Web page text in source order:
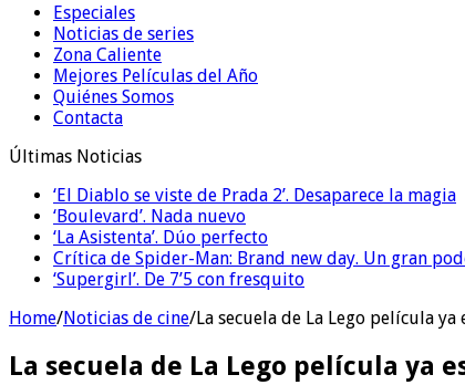
Especiales
Noticias de series
Zona Caliente
Mejores Películas del Año
Quiénes Somos
Contacta
Últimas Noticias
‘El Diablo se viste de Prada 2’. Desaparece la magia
‘Boulevard’. Nada nuevo
‘La Asistenta’. Dúo perfecto
Crítica de Spider-Man: Brand new day. Un gran
‘Supergirl’. De 7’5 con fresquito
Home/Noticias de cine/La secuela de La Lego película ya
La secuela de La Lego película ya